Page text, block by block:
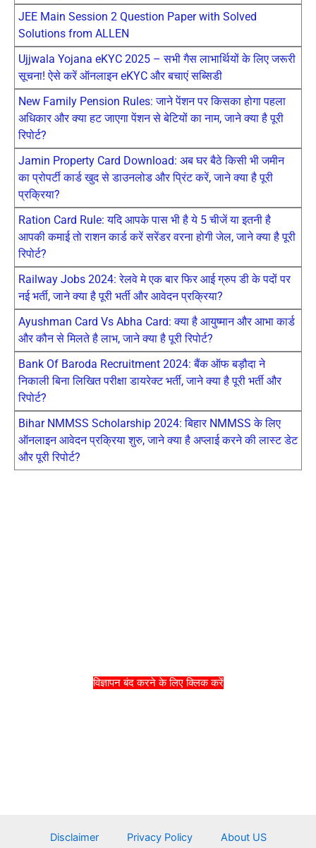
विज्ञापन बंद करने के लिए क्लिक करें
JEE Main Session 2 Question Paper with Solved
Solutions from ALLEN
Ujjwala Yojana eKYC 2025 – सभी गैस लाभार्थियों के लिए जरूरी
सूचना! ऐसे करें ऑनलाइन eKYC और बचाएं सब्सिडी
New Family Pension Rules: जाने पेंशन पर किसका होगा पहला
अधिकार और क्या हट जाएगा पेंशन से बेटियों का नाम, जाने क्या है पूरी
रिपोर्ट?
Jamin Property Card Download: अब घर बैठे किसी भी जमीन
का प्रोपर्टी कार्ड खुद से डाउनलोड और प्रिंट करें, जाने क्या है पूरी
प्रक्रिया?
Ration Card Rule: यदि आपके पास भी है ये 5 चीजें या इतनी है
आपकी कमाई तो राशन कार्ड करें सरेंडर वरना होगी जेल, जाने क्या है पूरी
रिपोर्ट?
Railway Jobs 2024: रेलवे मे एक बार फिर आई ग्रुप डी के पदों पर
नई भर्ती, जाने क्या है पूरी भर्ती और आवेदन प्रक्रिया?
Ayushman Card Vs Abha Card: क्या है आयुष्मान और आभा कार्ड
और कौन से मिलते है लाभ, जाने क्या है पूरी रिपोर्ट?
Bank Of Baroda Recruitment 2024: बैंक ऑफ बड़ौदा ने
निकाली बिना लिखित परीक्षा डायरेक्ट भर्ती, जाने क्या है पूरी भर्ती और
रिपोर्ट?
Bihar NMMSS Scholarship 2024: बिहार NMMSS के लिए
ऑनलाइन आवेदन प्रक्रिया शुरु, जाने क्या है अप्लाई करने की लास्ट डेट
और पूरी रिपोर्ट?
Disclaimer Privacy Policy About US